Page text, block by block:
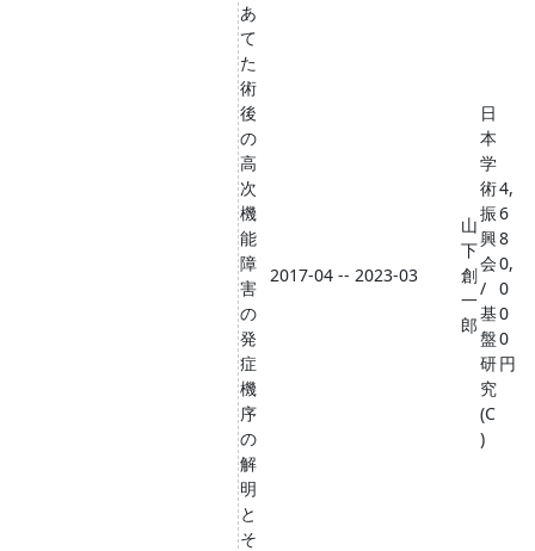
あ
て
た
術
後
の
高
次
機
能
障
害
の
発
症
機
序
の
解
明
と
そ
2017-04 -- 2023-03
山
下
創
一
郎
日
本
学
術
振
興
会
/
基
盤
研
究
(C
)
4,
6
8
0,
0
0
0
円